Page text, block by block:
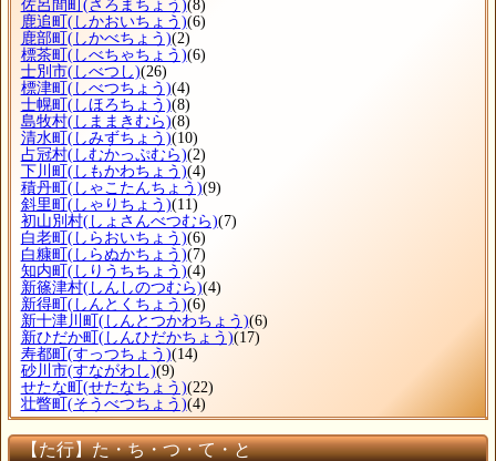
佐呂間町 (さろまちょう)(8)
鹿追町 (しかおいちょう)(6)
鹿部町 (しかべちょう)(2)
標茶町 (しべちゃちょう)(6)
士別市(しべつし)(26)
標津町 (しべつちょう)(4)
士幌町 (しほろちょう)(8)
島牧村(しままきむら)(8)
清水町 (しみずちょう)(10)
占冠村(しむかっぷむら)(2)
下川町 (しもかわちょう)(4)
積丹町 (しゃこたんちょう)(9)
斜里町 (しゃりちょう)(11)
初山別村(しょさんべつむら)(7)
白老町 (しらおいちょう)(6)
白糠町 (しらぬかちょう)(7)
知内町 (しりうちちょう)(4)
新篠津村(しんしのつむら)(4)
新得町 (しんとくちょう)(6)
新十津川町 (しんとつかわちょう)(6)
新ひだか町 (しんひだかちょう)(17)
寿都町 (すっつちょう)(14)
砂川市(すながわし)(9)
せたな町 (せたなちょう)(22)
壮瞥町 (そうべつちょう)(4)
【た行】た・ち・つ・て・と